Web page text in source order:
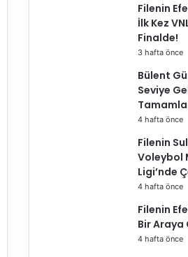
Filenin
İlk Kez
Finalde!
3 hafta önce
Bülent
Seviye
4 hafta önce
Filenin
Voleybol
Ligi’nde
4 hafta önce
Filenin
Bir Araya
4 hafta önce